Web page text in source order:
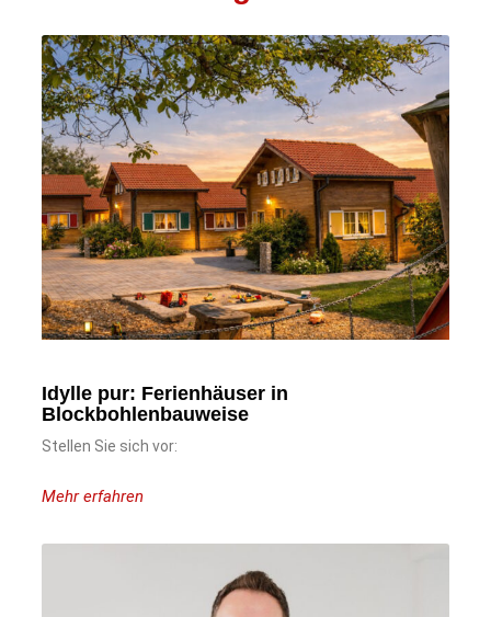
Idylle pur: Ferienhäuser in
Blockbohlenbauweise
Stellen Sie sich vor:
Mehr erfahren